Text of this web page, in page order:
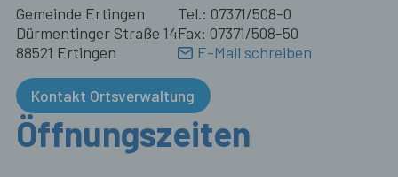
Gemeinde Ertingen
Dürmentinger Straße 14
88521 Ertingen
Tel.: 07371/508-0
Fax: 07371/508-50
E-Mail schreiben
Kontakt Ortsverwaltung
Öffnungszeiten